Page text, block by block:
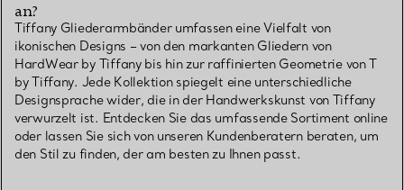
an?
Tiffany Gliederarmbänder umfassen eine Vielfalt von
ikonischen Designs – von den markanten Gliedern von
HardWear by Tiffany bis hin zur raffinierten Geometrie von T
by Tiffany. Jede Kollektion spiegelt eine unterschiedliche
Designsprache wider, die in der Handwerkskunst von Tiffany
verwurzelt ist. Entdecken Sie das umfassende Sortiment online
oder lassen Sie sich von unseren Kundenberatern beraten, um
den Stil zu finden, der am besten zu Ihnen passt.